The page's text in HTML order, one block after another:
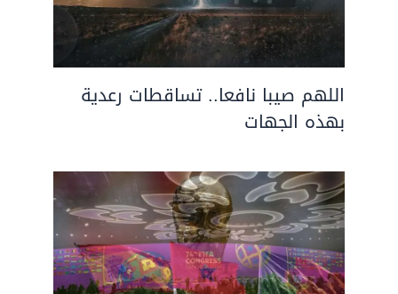
اللهم صيبا نافعا.. تساقطات رعدية
بهذه الجهات